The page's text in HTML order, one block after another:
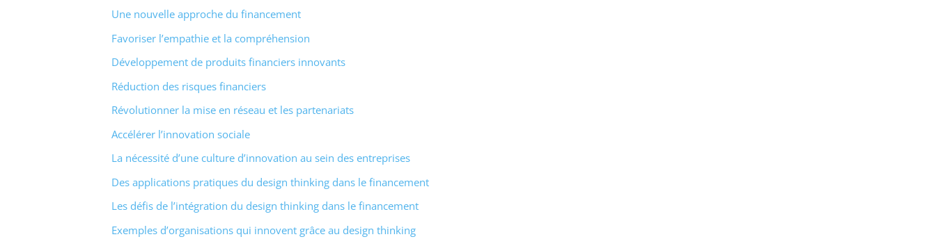
Une nouvelle approche du financement
Favoriser l’empathie et la compréhension
Développement de produits financiers innovants
Réduction des risques financiers
Révolutionner la mise en réseau et les partenariats
Accélérer l’innovation sociale
La nécessité d’une culture d’innovation au sein des entreprises
Des applications pratiques du design thinking dans le financement
Les défis de l’intégration du design thinking dans le financement
Exemples d’organisations qui innovent grâce au design thinking